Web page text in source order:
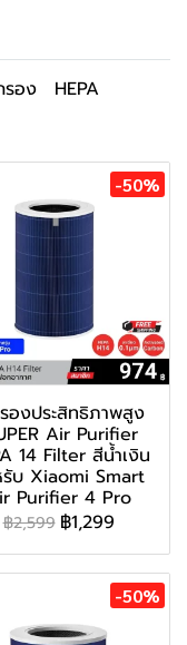
รอง HEPA
-50%
องประสิทธิภาพสูง
Air Purifier
14 Filter สีน้ำเงิน
บ Xiaomi Smart
Purifier 4 Pro
฿2,599 ฿1,299
-50%